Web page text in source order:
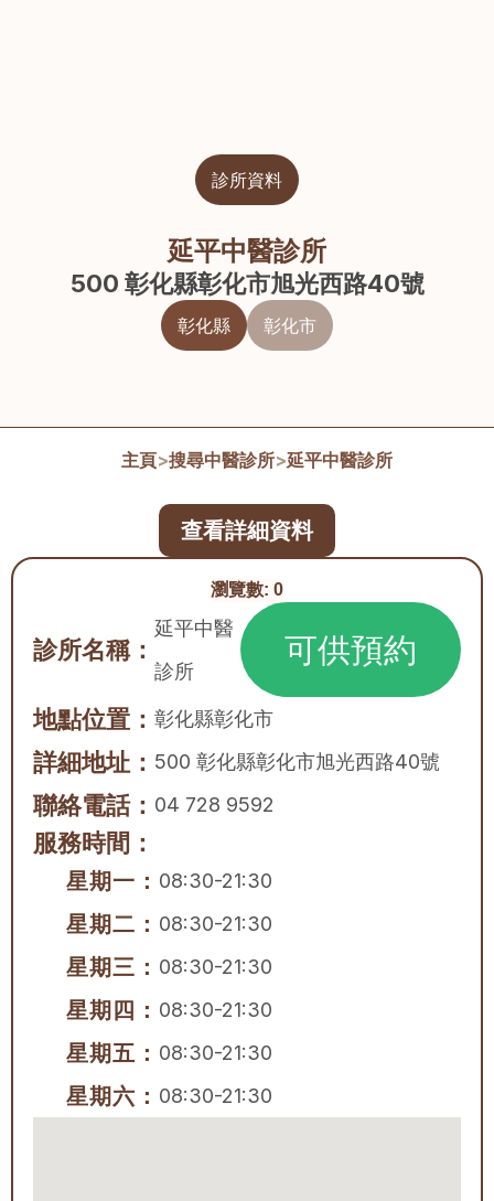
診所資料
延平中醫診所
500 彰化縣彰化市旭光西路40號
彰化縣 彰化市
主頁>搜尋中醫診所>延平中醫診所
瀏覽數: 0
診所名稱：
延平中醫
診所
可供預約
地點位置： 彰化縣彰化市
詳細地址： 500 彰化縣彰化市旭光西路40號
聯絡電話： 04 728 9592
服務時間：
星期一： 08:30-21:30
星期二： 08:30-21:30
星期三： 08:30-21:30
星期四： 08:30-21:30
星期五： 08:30-21:30
星期六： 08:30-21:30
查看詳細資料